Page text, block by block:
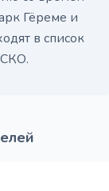
Гёреме и
в список